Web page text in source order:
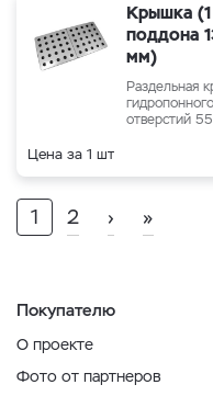
Крышка
поддона
мм)
Раздельная
отверстий
Цена за 1 шт
1 2 › »
Покупателю
О проекте
Фото от партнеров